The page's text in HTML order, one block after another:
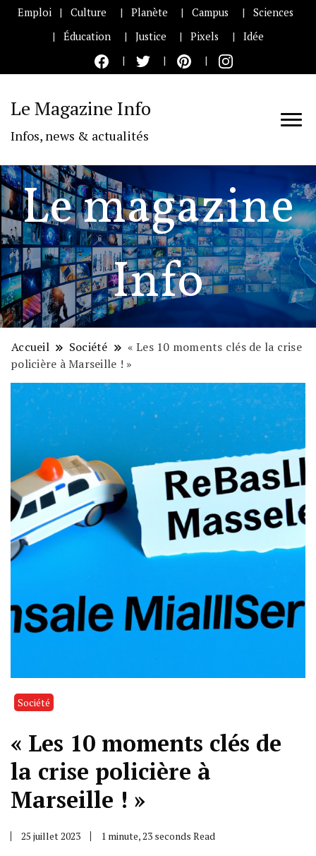
Emploi Culture Planète Campus
Sciences
Éducation
Justice Pixels Idée
Le Magazine Info
Infos, news & actualités
Le magazine
Info
Accueil Société
« Les 10 moments clés de la crise
policière à Marseille ! »
Société
« Les 10 moments clés de
la crise policière à
Marseille ! »
25 juillet 2023 1 minute, 23 seconds Read